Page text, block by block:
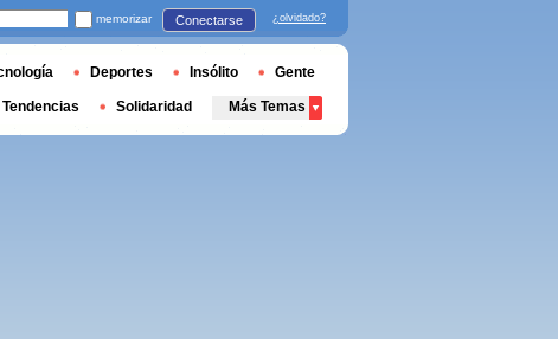
memorizar Conectarse ¿olvidado?
Deportes Insólito Gente
Tendencias Solidaridad Más Temas